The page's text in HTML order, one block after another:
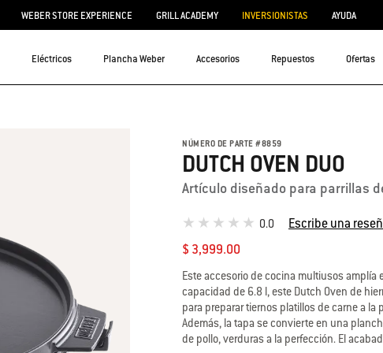
WEBER STORE EXPERIENCE GRILL ACADEMY INVERSIONISTAS AYUDA
Eléctricos Plancha Weber Accesorios Repuestos Ofertas
NÚMERO DE PARTE #8859
DUTCH OVEN DUO
Artículo diseñado para parrillas
0.0
Escribe una
$ 3,999.00
Este accesorio de cocina multiusos
capacidad de 6.8 l, este Dutch Oven de
para preparar tiernos platillos de carne a
Además, la tapa se convierte en una
de pollo, verduras a la perfección. El